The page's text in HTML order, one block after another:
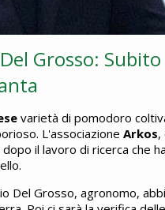
Grosso: Subito
varietà di pomodoro
L'associazione Arkos,
il lavoro di ricerca che
Del Grosso, agronomo,